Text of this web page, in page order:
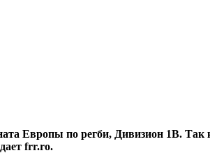
Европы по регби, Дивизион 1В.
frr.ro.